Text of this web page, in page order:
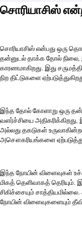
சொரியாசிஸ்
சொரியாசிஸ் என்பது ஒரு
தன்னுடல் தாக்க தோல் நிலை,
காரணமாகிறது. இது
நிற திட்டுகளை
இந்த தோல் கோளாறு ஒரு
வளர்ச்சியை
அல்லது தகடுகள்
அசௌகரியங்களை
இந்த நோயின் விளைவுகள்
மிகத் தெளிவாகத்
சிகிச்சையும்
நோயின் விளைவுகளையும்